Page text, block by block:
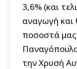
3,6% (και
αναγωγή και
ποσοστά
την Χρυσή